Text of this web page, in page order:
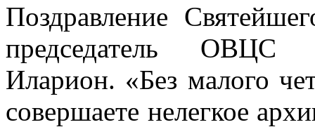
Поздравление
председатель ОВЦС
Иларион. «Без малого
совершаете нелегкое